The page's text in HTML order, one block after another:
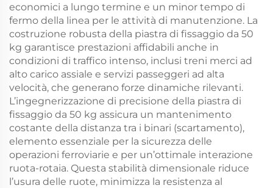
economici a lungo termine e un minor tempo di
fermo della linea per le attività di manutenzione. La
costruzione robusta della piastra di fissaggio da 50
kg garantisce prestazioni affidabili anche in
condizioni di traffico intenso, inclusi treni merci ad
alto carico assiale e servizi passeggeri ad alta
velocità, che generano forze dinamiche rilevanti.
L’ingegnerizzazione di precisione della piastra di
fissaggio da 50 kg assicura un mantenimento
costante della distanza tra i binari (scartamento),
elemento essenziale per la sicurezza delle
operazioni ferroviarie e per un’ottimale interazione
ruota-rotaia. Questa stabilità dimensionale riduce
l’usura delle ruote, minimizza la resistenza al